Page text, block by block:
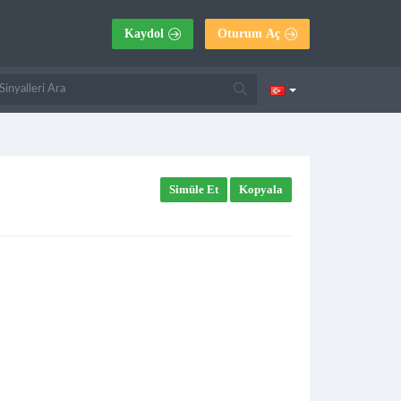
Kaydol Oturum Aç
Simüle Et Kopyala